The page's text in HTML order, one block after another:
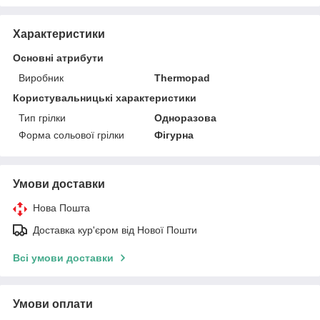
Характеристики
Основні атрибути
Виробник
Thermopad
Користувальницькі характеристики
Тип грілки
Одноразова
Форма сольової грілки
Фігурна
Умови доставки
Нова Пошта
Доставка кур'єром від Нової Пошти
Всі умови доставки
Умови оплати